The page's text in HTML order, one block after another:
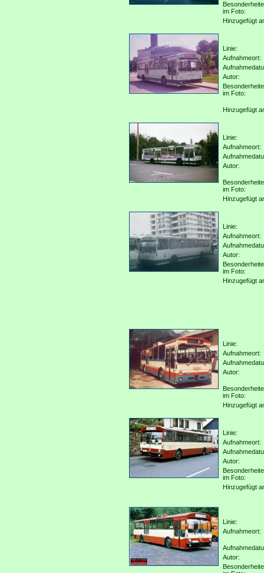
im Foto:
Hinzugefügt
Linie:
Aufnahmeort:
Autor:
im Foto:
Hinzugefügt
Linie:
Aufnahmeort:
Autor:
im Foto:
Hinzugefügt
Linie:
Aufnahmeort:
Autor:
im Foto:
Hinzugefügt
Linie:
Aufnahmeort:
Autor:
im Foto:
Hinzugefügt
Linie:
Aufnahmeort:
Autor:
im Foto:
Hinzugefügt
Linie:
Aufnahmeort:
Autor: